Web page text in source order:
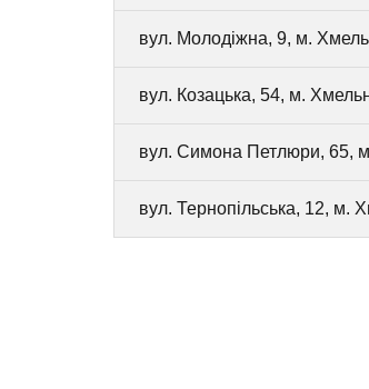
вул. Молодіжна, 9, м.
вул. Козацька, 54, м.
вул. Симона Петлюри, 65,
вул. Тернопільська, 12, м.